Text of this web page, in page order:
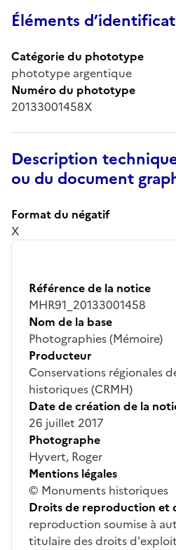
Éléments
Catégorie du phototype
phototype argentique
Numéro du phototype
20133001458X
Description
ou du document
Format du négatif
X
Référence de la notice
MHR91_20133001458
Nom de la base
Photographies (Mémoire)
Producteur
Conservations régionales
historiques (CRMH)
Date de création de la
26 juillet 2017
Photographe
Hyvert, Roger
Mentions légales
© Monuments historiques
Droits de reproduction et
reproduction soumise à
titulaire des droits